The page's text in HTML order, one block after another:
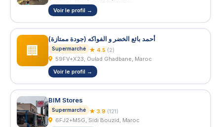
Voir le profil →
🏢
أحمد بائع الخضر و الفواكه (جودة ممتازة)
Supermarché ★ 4.5 (2)
59FV+X23, Oulad Ghadbane, Maroc
Voir le profil →
BIM Stores
Supermarché ★ 3.9 (121)
6FJ2+M5G, Sidi Bouzid, Maroc